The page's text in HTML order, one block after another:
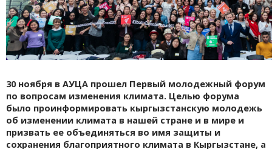
30 ноября в АУЦА прошел Первый молодежный форум
по вопросам изменения климата. Целью форума
было проинформировать кыргызстанскую молодежь
об изменении климата в нашей стране и в мире и
призвать ее объединяться во имя защиты и
сохранения благоприятного климата в Кыргызстане, а